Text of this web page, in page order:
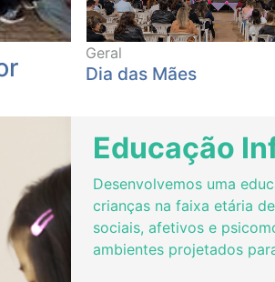
Geral
Dia das Mães
Educação
Desenvolvemos uma
crianças na faixa etária
sociais, afetivos e
ambientes projetados